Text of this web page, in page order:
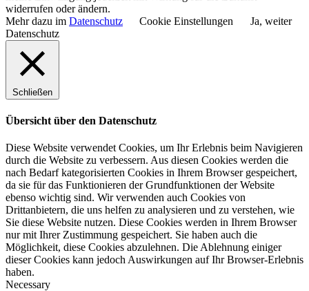
widerrufen oder ändern.
Mehr dazu im Datenschutz Cookie Einstellungen
Ja, weiter
Datenschutz
Schließen
Übersicht über den Datenschutz
Diese Website verwendet Cookies, um Ihr Erlebnis beim Navigieren
durch die Website zu verbessern. Aus diesen Cookies werden die
nach Bedarf kategorisierten Cookies in Ihrem Browser gespeichert,
da sie für das Funktionieren der Grundfunktionen der Website
ebenso wichtig sind. Wir verwenden auch Cookies von
Drittanbietern, die uns helfen zu analysieren und zu verstehen, wie
Sie diese Website nutzen. Diese Cookies werden in Ihrem Browser
nur mit Ihrer Zustimmung gespeichert. Sie haben auch die
Möglichkeit, diese Cookies abzulehnen. Die Ablehnung einiger
dieser Cookies kann jedoch Auswirkungen auf Ihr Browser-Erlebnis
haben.
Necessary